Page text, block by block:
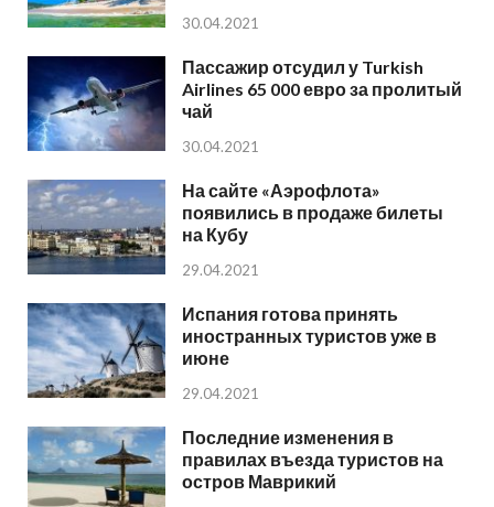
30.04.2021
Пассажир отсудил у Turkish
Airlines 65 000 евро за пролитый
чай
30.04.2021
На сайте «Аэрофлота»
появились в продаже билеты
на Кубу
29.04.2021
Испания готова принять
иностранных туристов уже в
июне
29.04.2021
Последние изменения в
правилах въезда туристов на
остров Маврикий